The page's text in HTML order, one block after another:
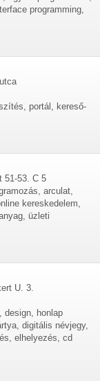
programming,
portál, kereső-
51-53. C 5
arculat,
kereskedelem,
üzleti
U. 3.
design, honlap
digitális névjegy,
elhelyezés, cd